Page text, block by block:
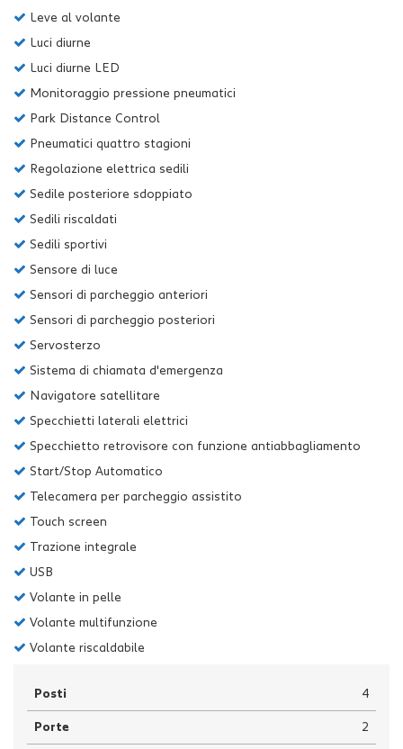
Leve al volante
Luci diurne
Luci diurne LED
Monitoraggio pressione pneumatici
Park Distance Control
Pneumatici quattro stagioni
Regolazione elettrica sedili
Sedile posteriore sdoppiato
Sedili riscaldati
Sedili sportivi
Sensore di luce
Sensori di parcheggio anteriori
Sensori di parcheggio posteriori
Servosterzo
Sistema di chiamata d'emergenza
Navigatore satellitare
Specchietti laterali elettrici
Specchietto retrovisore con funzione antiabbagliamento
Start/Stop Automatico
Telecamera per parcheggio assistito
Touch screen
Trazione integrale
USB
Volante in pelle
Volante multifunzione
Volante riscaldabile
Posti 4
Porte 2